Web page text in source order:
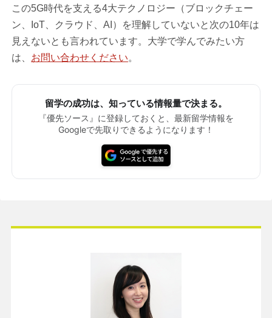
この5G時代を支える4大テクノロジー（ブロックチェー
ン、IoT、クラウド、AI）を理解していないと次の10年は
見えないとも言われています。大学で学んでみたい方
は、 お問い合わせください。
留学の成功は、知っている情報量で決まる。
『優先ソース』に登録しておくと、最新留学情報を
Googleで先取りできるようになります！